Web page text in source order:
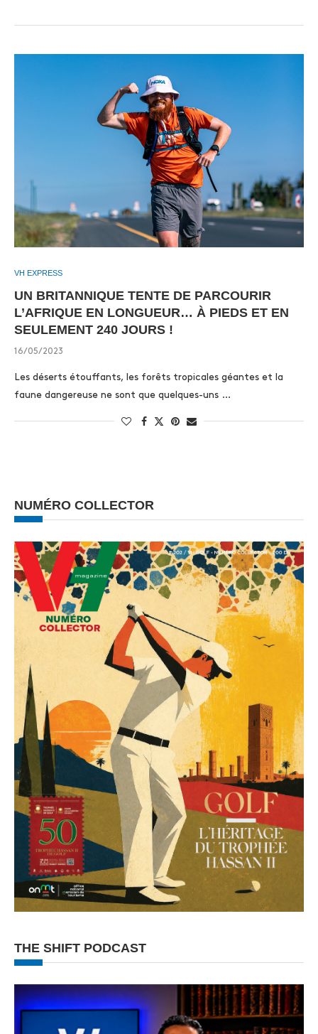
VH EXPRESS
UN BRITANNIQUE TENTE DE PARCOURIR
L’AFRIQUE EN LONGUEUR… À PIEDS ET EN
SEULEMENT 240 JOURS !
16/05/2023
Les déserts étouffants, les forêts tropicales géantes et la
faune dangereuse ne sont que quelques-uns …
NUMÉRO COLLECTOR
THE SHIFT PODCAST